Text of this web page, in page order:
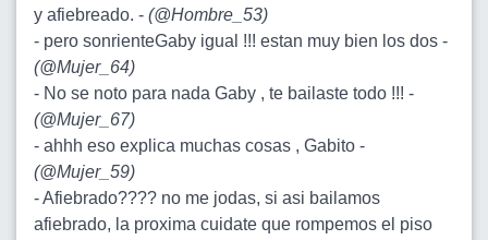
y afiebreado. - (@Hombre_53)
- pero sonrienteGaby igual !!! estan muy bien los dos -
(@Mujer_64)
- No se noto para nada Gaby , te bailaste todo !!! -
(@Mujer_67)
- ahhh eso explica muchas cosas , Gabito -
(@Mujer_59)
- Afiebrado???? no me jodas, si asi bailamos
afiebrado, la proxima cuidate que rompemos el piso